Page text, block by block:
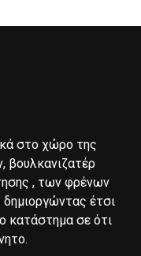
στο χώρο της
βουλκανιζατέρ
, των φρένων
έτσι
κατάστημα σε ότι